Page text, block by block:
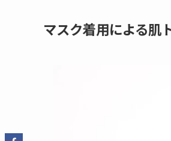
マスク着用による肌